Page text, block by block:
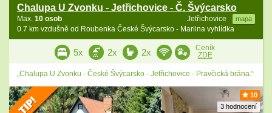
Chalupa U Zvonku - Jetřichovice - Č. Švýcarsko
Jetřichovice mapa
Max. 10 osob
0.7 km vzdušně od Roubenka České Švýcarsko - Mariina vyhlídka
5x 2x 2x
Ceník
ZDE
„Chalupa U Zvonku - České Švýcarsko - Jetřichovice - Pravčická brána.“
10
3 hodnocení